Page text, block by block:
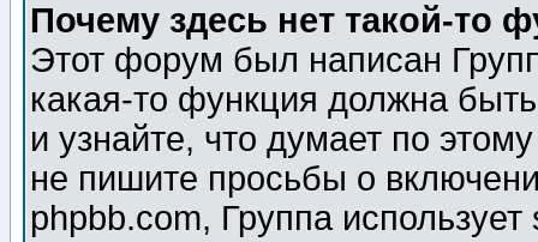
Почему здесь нет такой-то
Этот форум был написан
какая-то функция должна
и узнайте, что думает по
не пишите просьбы о
phpbb.com, Группа